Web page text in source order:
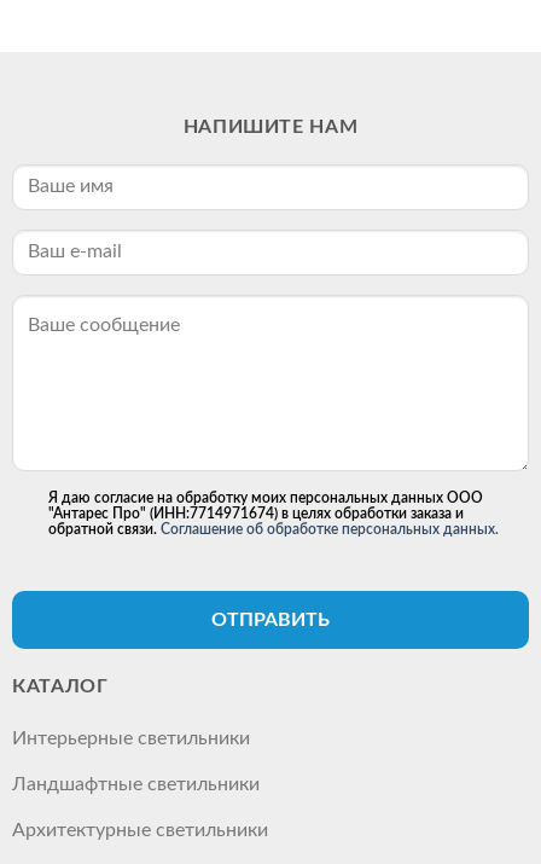
НАПИШИТЕ НАМ
Я даю согласие на обработку моих персональных данных ООО
"Антарес Про" (ИНН:7714971674) в целях обработки заказа и
обратной связи. Соглашение об обработке персональных данных.
ОТПРАВИТЬ
КАТАЛОГ
Интерьерные светильники
Ландшафтные светильники
Архитектурные светильники